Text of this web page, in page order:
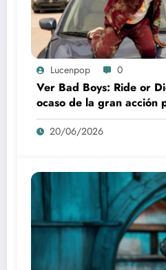
Lucenpop 0
Ver Bad Boys: Ride or
ocaso de la gran acción
20/06/2026